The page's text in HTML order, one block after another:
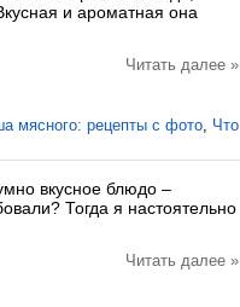
и ароматная она
Читать далее »
мясного: рецепты с фото, Что
вкусное блюдо –
Тогда я настоятельно
Читать далее »